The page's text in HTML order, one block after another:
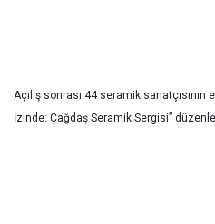
Açılış sonrası 44 seramik sanatçısının
İzinde: Çağdaş Seramik Sergisi”